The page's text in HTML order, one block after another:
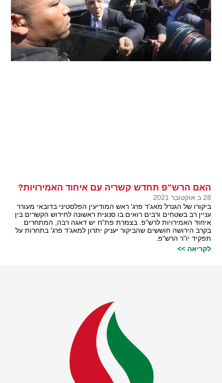
האם הרש"פ תחדש קשריה עם איחוד האמירויות?
28 ב אוקטובר 2021
ביקורו של הגנרל מאג'ד פרג' ראש המודיעין הפלסטיני בדובאי מעורר
עניין רב בשטחים ורבים רואים בו סנונית ראשונה לחידוש הקשרים בין
איחוד האמירויות לרש"פ. בצמרת פת"ח יש דאגה רבה, המתחרים
בקרב הירושה חוששים שהביקור יעניק יתרון למאג'ד פרג' בתחרות על
תפקיד יו"ר הרש"פ.
לקריאה >>